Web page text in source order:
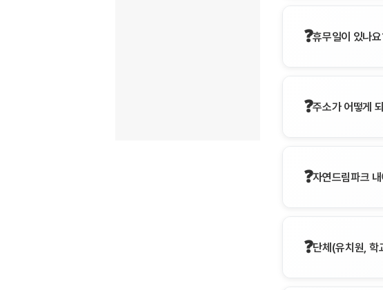
휴무일이 있나
주소가 어떻게
자연드림파크
단체(유치원, 학